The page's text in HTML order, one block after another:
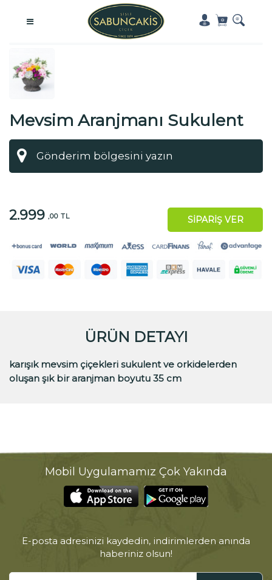
Mevsim Aranjmanı Sukulent
ve Orkideli
2.999 ,00 TL SİPARİŞ VER
ÜRÜN DETAYI
karışık mevsim çiçekleri sukulent ve orkidelerden
oluşan şık bir aranjman boyutu 35 cm
Mobil Uygulamamız Çok Yakında
E-posta adresinizi kaydedin, indirimlerden anında
haberiniz olsun!